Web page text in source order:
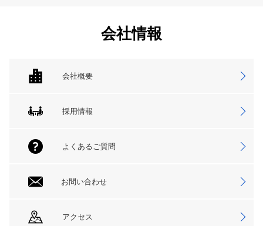
会社情報
会社概要
採用情報
よくあるご質問
お問い合わせ
アクセス